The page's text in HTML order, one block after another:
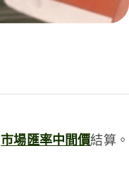
市場匯率中間價結算。